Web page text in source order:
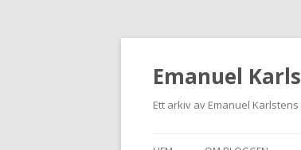
Emanuel
Ett arkiv av Emanuel